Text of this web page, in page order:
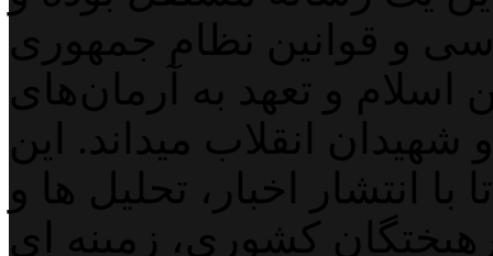
و قوانین نظام جمهوری
و تعهد به آرمان‌های
انقلاب میداند. این
انتشار اخبار، تحلیل ها و
کشوری، زمینه ای